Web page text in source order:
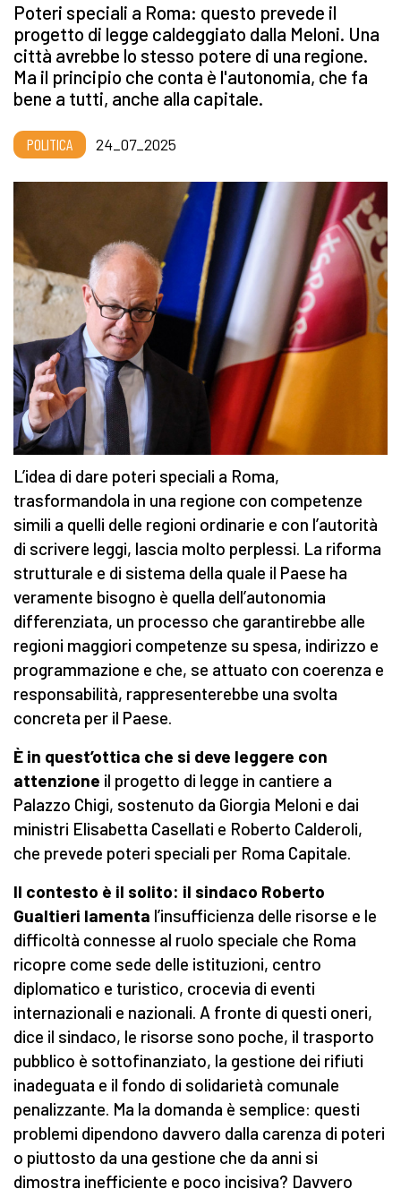
Poteri speciali a Roma: questo prevede il
progetto di legge caldeggiato dalla Meloni. Una
città avrebbe lo stesso potere di una regione.
Ma il principio che conta è l'autonomia, che fa
bene a tutti, anche alla capitale.
POLITICA 24_07_2025
L’idea di dare poteri speciali a Roma,
trasformandola in una regione con competenze
simili a quelli delle regioni ordinarie e con l’autorità
di scrivere leggi, lascia molto perplessi. La riforma
strutturale e di sistema della quale il Paese ha
veramente bisogno è quella dell’autonomia
differenziata, un processo che garantirebbe alle
regioni maggiori competenze su spesa, indirizzo e
programmazione e che, se attuato con coerenza e
responsabilità, rappresenterebbe una svolta
concreta per il Paese.
È in quest’ottica che si deve leggere con
attenzione il progetto di legge in cantiere a
Palazzo Chigi, sostenuto da Giorgia Meloni e dai
ministri Elisabetta Casellati e Roberto Calderoli,
che prevede poteri speciali per Roma Capitale.
Il contesto è il solito: il sindaco Roberto
Gualtieri lamenta l’insufficienza delle risorse e le
difficoltà connesse al ruolo speciale che Roma
ricopre come sede delle istituzioni, centro
diplomatico e turistico, crocevia di eventi
internazionali e nazionali. A fronte di questi oneri,
dice il sindaco, le risorse sono poche, il trasporto
pubblico è sottofinanziato, la gestione dei rifiuti
inadeguata e il fondo di solidarietà comunale
penalizzante. Ma la domanda è semplice: questi
problemi dipendono davvero dalla carenza di poteri
o piuttosto da una gestione che da anni si
dimostra inefficiente e poco incisiva? Davvero